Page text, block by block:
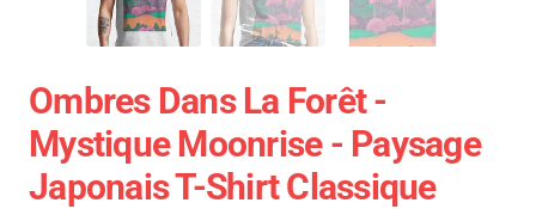
Ombres Dans La Forêt -
Mystique Moonrise - Paysage
Japonais T-Shirt Classique